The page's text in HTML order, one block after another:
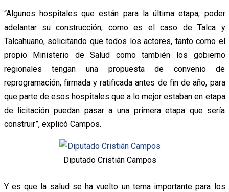
“Algunos hospitales que están para la última etapa, poder
adelantar su construcción, como es el caso de Talca y
Talcahuano, solicitando que todos los actores, tanto como el
propio Ministerio de Salud como también los gobierno
regionales tengan una propuesta de convenio de
reprogramación, firmada y ratificada antes de fin de año, para
que parte de esos hospitales que a lo mejor estaban en etapa
de licitación puedan pasar a una primera etapa que sería
construir”, explicó Campos.
Diputado Cristián Campos
Y es que la salud se ha vuelto un tema importante para los